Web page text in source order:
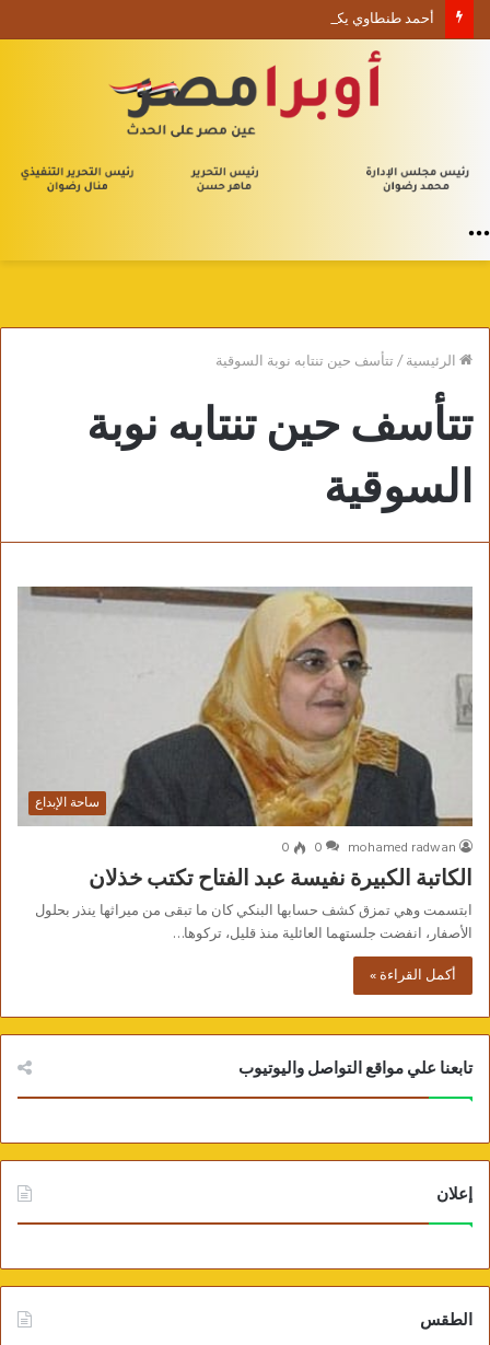
أحمد طنطاوي يكتب حين يصبح الوجود علامة استفهام
الرئيسية/تتأسف حين تنتابه نوبة السوقية
تتأسف حين تنتابه نوبة
السوقية
ساحة الإبداع
mohamed radwan
0
0
الكاتبة الكبيرة نفيسة عبد الفتاح تكتب خذلان
ابتسمت وهي تمزق كشف حسابها البنكي كان ما تبقى من ميراثها ينذر بحلول
الأصفار، انفضت جلستهما العائلية منذ قليل، تركوها…
أكمل القراءة »
تابعنا علي مواقع التواصل واليوتيوب
إعلان
الطقس